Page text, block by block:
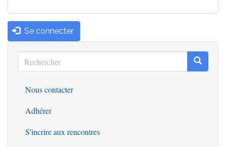
Se connecter
Rechercher
Rechercher
Outils
Nous contacter
Adhérer
S'incrire aux rencontres